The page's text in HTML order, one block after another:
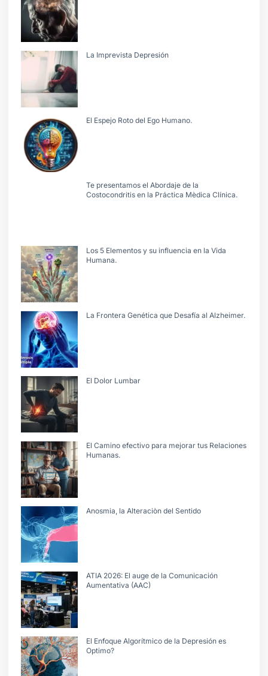
La Imprevista Depresión
El Espejo Roto del Ego Humano.
Te presentamos el Abordaje de la
Costocondritis en la Práctica Mèdica Clínica.
Los 5 Elementos y su influencia en la Vida
Humana.
La Frontera Genética que Desafía al Alzheimer.
El Dolor Lumbar
El Camino efectivo para mejorar tus Relaciones
Humanas.
Anosmia, la Alteraciòn del Sentido
ATIA 2026: El auge de la Comunicación
Aumentativa (AAC)
El Enfoque Algorítmico de la Depresión es
Optimo?